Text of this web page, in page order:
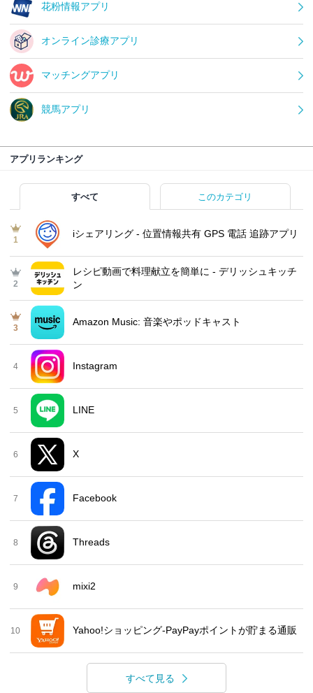
花粉情報アプリ
オンライン診療アプリ
マッチングアプリ
競馬アプリ
アプリランキング
すべて このカテゴリ
1
iシェアリング - 位置情報共有 GPS 電話 追跡アプリ
2
レシピ動画で料理献立を簡単‪に - デリッシュキッチ
ン
3
Amazon Music: 音楽やポッドキャスト
4 Instagram
5 LINE
6 X
7 Facebook
8 Threads
9 mixi2
10 Yahoo!ショッピング-PayPayポイントが貯まる通販
すべて見る